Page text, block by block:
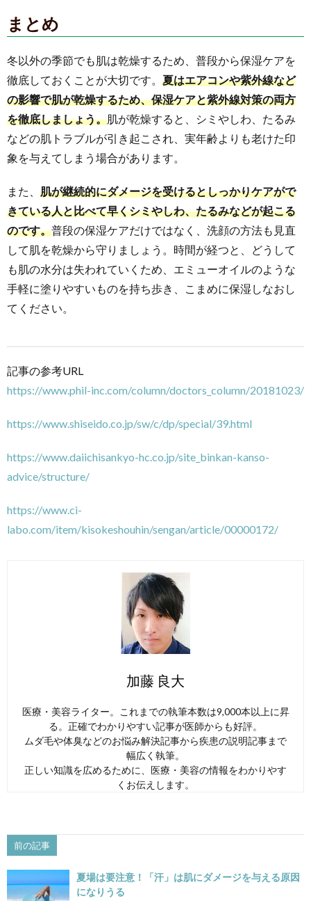
まとめ
冬以外の季節でも肌は乾燥するため、普段から保湿ケアを
徹底しておくことが大切です。 夏はエアコンや紫外線など
の影響で肌が乾燥するため、保湿ケアと紫外線対策の両方
を徹底しましょう。肌が乾燥すると、シミやしわ、たるみ
などの肌トラブルが引き起こされ、実年齢よりも老けた印
象を与えてしまう場合があります。
また、 肌が継続的にダメージを受けるとしっかりケアがで
きている人と比べて早くシミやしわ、たるみなどが起こる
のです。普段の保湿ケアだけではなく、洗顔の方法も見直
して肌を乾燥から守りましょう。時間が経つと、どうして
も肌の水分は失われていくため、エミューオイルのような
手軽に塗りやすいものを持ち歩き、こまめに保湿しなおし
てください。
記事の参考URL
https://www.phil-inc.com/column/doctors_column/20181023/
https://www.shiseido.co.jp/sw/c/dp/special/39.html
https://www.daiichisankyo-hc.co.jp/site_binkan-kanso-
advice/structure/
https://www.ci-
labo.com/item/kisokeshouhin/sengan/article/00000172/
加藤 良大
医療・美容ライター。これまでの執筆本数は9,000本以上に昇
る。正確でわかりやすい記事が医師からも好評。
ムダ毛や体臭などのお悩み解決記事から疾患の説明記事まで
幅広く執筆。
正しい知識を広めるために、医療・美容の情報をわかりやす
くお伝えします。
前の記事
夏場は要注意！「汗」は肌にダメージを与える原因
になりうる